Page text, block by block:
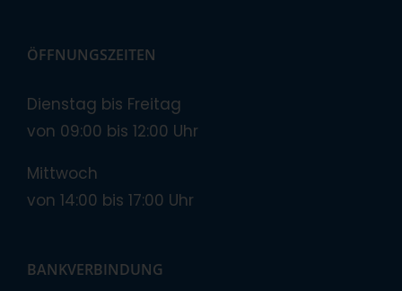
ÖFFNUNGSZEITEN
Dienstag bis Freitag
von 09:00 bis 12:00 Uhr
Mittwoch
von 14:00 bis 17:00 Uhr
BANKVERBINDUNG